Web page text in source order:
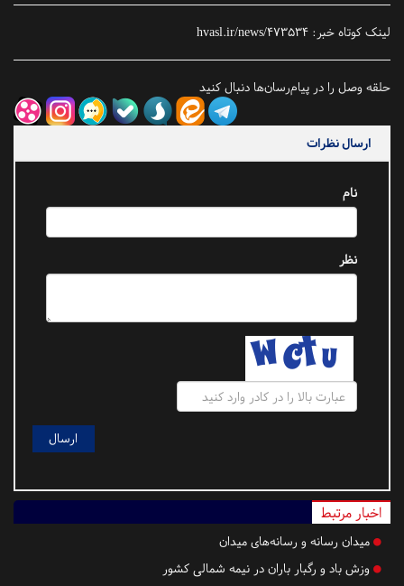
لینک کوتاه خبر: hvasl.ir/news/473534
حلقه وصل را در پیام‌رسان‌ها دنبال کنید
ارسال نظرات
نام
نظر
اخبار مرتبط
میدان رسانه و رسانه‌های میدان
وزش باد و رگبار باران در نیمه شمالی کشور